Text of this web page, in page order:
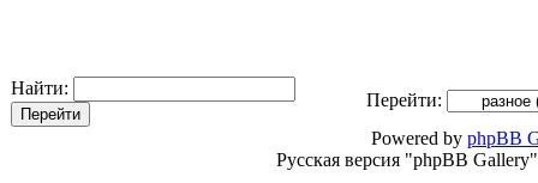
Найти:
Перейти:
Powered by phpBB
Русская версия "phpBB